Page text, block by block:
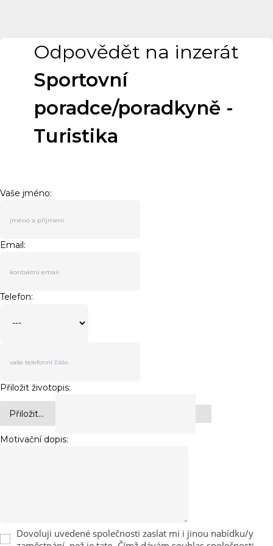
Odpovědět na inzerát
Sportovní
poradce/poradkyně -
Turistika
Vaše jméno:
Email:
Telefon:
Přiložit životopis:
Přiložit...
Motivační dopis:
Dovoluji uvedené společnosti zaslat mi i jinou nabídku/y